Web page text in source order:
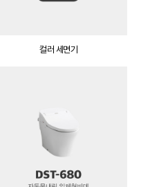
컬러 세면기